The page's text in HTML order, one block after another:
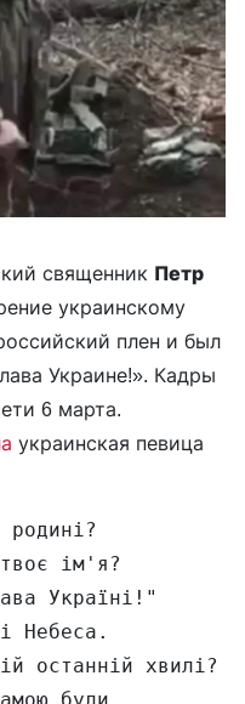
священник Петр
украинскому
плен и был
Украине!». Кадры
6 марта.
украинская певица
ім'я?
Україні!"
Небеса.
останній хвилі?